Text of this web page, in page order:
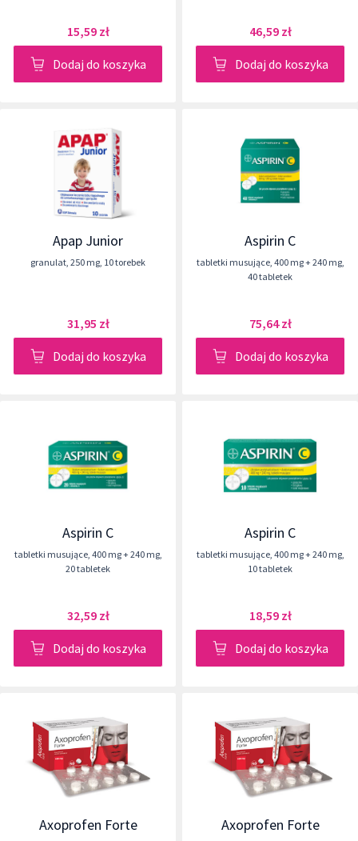
15,59 zł
Dodaj do koszyka
46,59 zł
Dodaj do koszyka
Apap Junior
granulat, 250 mg, 10 torebek
31,95 zł
Dodaj do koszyka
Aspirin C
tabletki musujące, 400 mg + 240 mg,
40 tabletek
75,64 zł
Dodaj do koszyka
Aspirin C
tabletki musujące, 400 mg + 240 mg,
20 tabletek
32,59 zł
Dodaj do koszyka
Aspirin C
tabletki musujące, 400 mg + 240 mg,
10 tabletek
18,59 zł
Dodaj do koszyka
Axoprofen Forte Axoprofen Forte